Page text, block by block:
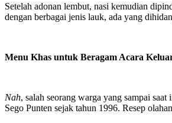
Setelah adonan lembut, nasi kemudian
dengan berbagai jenis lauk, ada yang
Menu Khas untuk Beragam Acara
Nah, salah seorang warga yang sampai
Sego Punten sejak tahun 1996. Resep